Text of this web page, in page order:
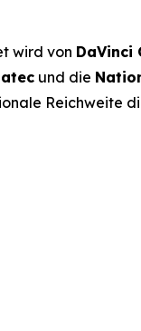
wird von DaVinci
und die
Reichweite